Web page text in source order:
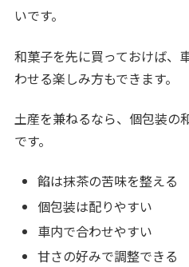
いです。
和菓子を先に買っておけば、
わせる楽しみ方もできます。
土産を兼ねるなら、個包装の
です。
餡は抹茶の苦味を整える
個包装は配りやすい
車内で合わせやすい
甘さの好みで調整できる